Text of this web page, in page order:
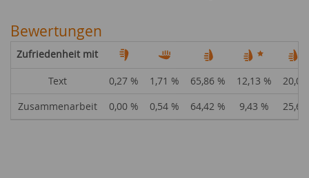
Bewertungen
Zufriedenheit mit
Text 0,27 % 1,71 % 65,86 % 12,13 %
20,04
Zusammenarbeit
0,00 % 0,54 % 64,42 % 9,43 % 25,61